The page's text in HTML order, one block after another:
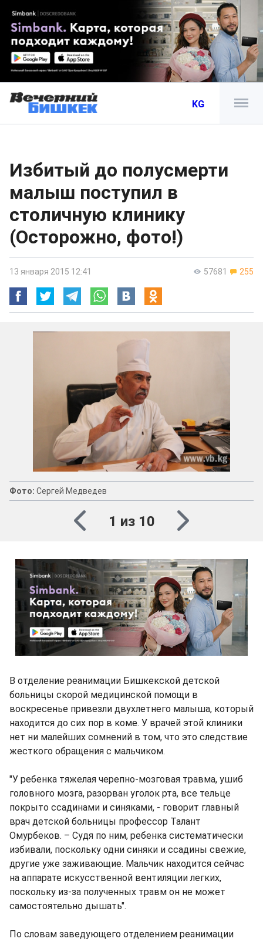
KG
Избитый до полусмерти
малыш поступил в
столичную клинику
(Осторожно, фото!)
57681 255
13 января 2015 12:41
Фото: Сергей Медведев
1 из 10
В отделение реанимации Бишкекской детской
больницы скорой медицинской помощи в
воскресенье привезли двухлетнего малыша, который
находится до сих пор в коме. У врачей этой клиники
нет ни малейших сомнений в том, что это следствие
жесткого обращения с мальчиком.
"У ребенка тяжелая черепно-мозговая травма, ушиб
головного мозга, разорван уголок рта, все тельце
покрыто ссадинами и синяками, - говорит главный
врач детской больницы профессор Талант
Омурбеков. – Судя по ним, ребенка систематически
избивали, поскольку одни синяки и ссадины свежие,
другие уже заживающие. Мальчик находится сейчас
на аппарате искусственной вентиляции легких,
поскольку из-за полученных травм он не может
самостоятельно дышать".
По словам заведующего отделением реанимации